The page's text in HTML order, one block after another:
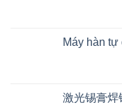
Máy hàn
激光锡膏焊